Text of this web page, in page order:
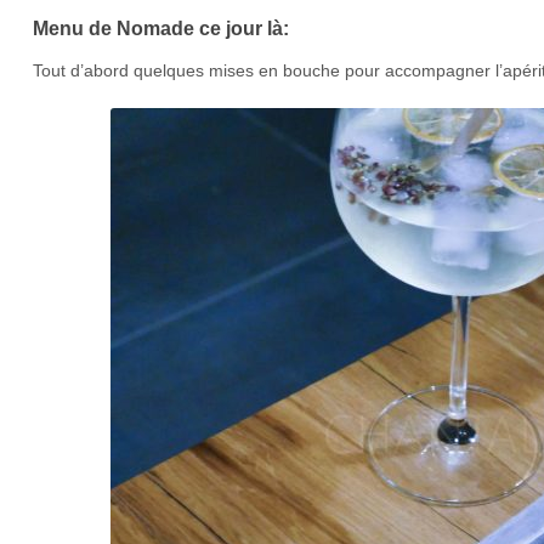
Menu de Nomade ce jour là:
Tout d’abord quelques mises en bouche pour accompagner